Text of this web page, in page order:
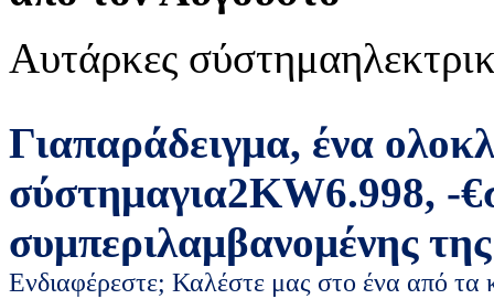
Αυτάρκες σύστημα
Γιαπαράδειγμα, ένα
σύστημαγια2KW6.998, -€
συμπεριλαμβανομένης
Ενδιαφέρεστε; Καλέστε μας στο ένα από τα